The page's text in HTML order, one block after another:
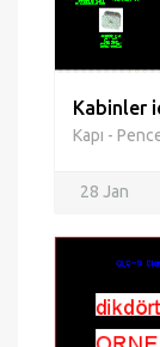
Kabinler
Kapı -
28 Jan